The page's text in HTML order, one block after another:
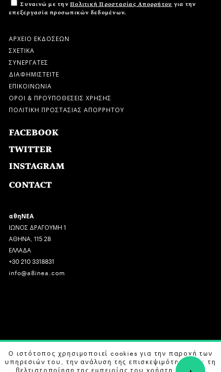
Συναινώ με την Πολιτική Προστασίας Απορρήτου για την
επεξεργασία προσωπικών δεδομένων.
ΑΡΧΕΙΟ ΕΚΔΟΣΕΩΝ
ΣΧΕΤΙΚΑ
ΣΥΝΕΡΓΑΤΕΣ
ΔΙΑΦΗΜΙΣΤΕΙΤΕ
ΕΠΙΚΟΙΝΩΝΙΑ
ΟΡΟΙ & ΠΡΟΫΠΟΘΕΣΕΙΣ ΧΡΗΣΗΣ
ΠΟΛΙΤΙΚΗ ΠΡΟΣΤΑΣΙΑΣ ΑΠΟΡΡΗΤΟΥ
FACEBOOK
TWITTER
INSTAGRAM
CONTACT
αθηΝΕΑ
ΙΩΝΟΣ ΔΡΑΓΟΥΜΗ 1
ΑΘΗΝΑ, 115 28
ΕΛΛΑΔΑ
+30 210 3318831
info@a8inea.com
COPYRIGHT © 2026 αθηΝΕΑ, ALL RIGHTS RESERVED.
DESIGN BY G DESIGN STUDIO. DEVELOPED BYB LABS
Ο ιστότοπος χρησιμοποιεί cookies για την παροχή των
υπηρεσιών του, την ανάλυση της επισκεψιμότητας και τη
βελτιστοποίηση της εμπειρίας του χρήστη. Μάθετε